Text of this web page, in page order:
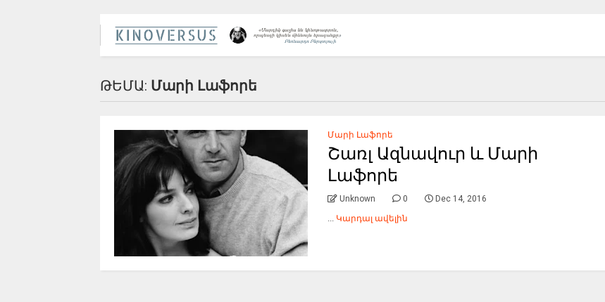
ԹԵՄԱ: Մարի Լաֆորե
Մարի Լաֆորե
Շառլ Ազնավուր և Մարի
Լաֆորե
Unknown 0 Dec 14, 2016
... Կարդալ ավելին